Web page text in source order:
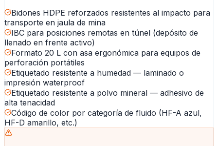
Bidones HDPE reforzados resistentes al impacto para
transporte en jaula de mina
IBC para posiciones remotas en túnel (depósito de
llenado en frente activo)
Formato 20 L con asa ergonómica para equipos de
perforación portátiles
Etiquetado resistente a humedad — laminado o
impresión waterproof
Etiquetado resistente a polvo mineral — adhesivo de
alta tenacidad
Código de color por categoría de fluido (HF-A azul,
HF-D amarillo, etc.)